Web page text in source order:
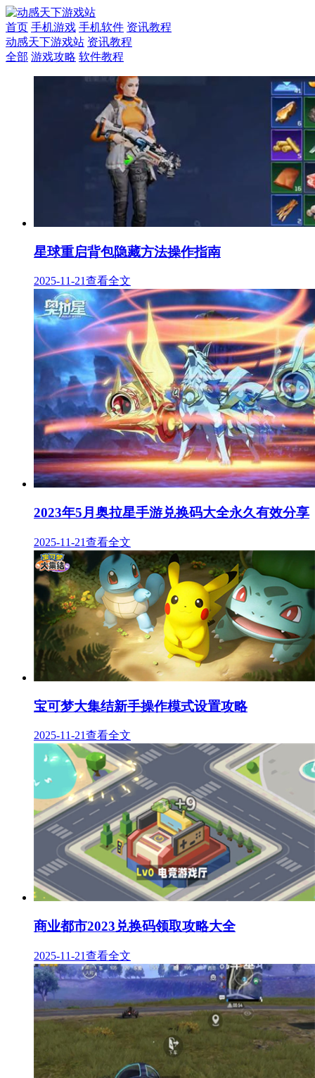
首页 手机游戏 手机软件 资讯教程
动感天下游戏站 资讯教程
全部 游戏攻略 软件教程
星球重启背包隐藏方法操作指南
2025-11-21查看全文
2023年5月奥拉星手游兑换码大全永久有效分享
2025-11-21查看全文
宝可梦大集结新手操作模式设置攻略
2025-11-21查看全文
商业都市2023兑换码领取攻略大全
2025-11-21查看全文